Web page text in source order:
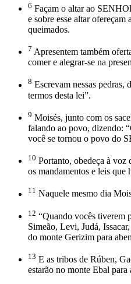
6 Façam o altar ao
e sobre esse altar
queimados.
7 Apresentem também
comer e alegrar-se na
8 Escrevam nessas pedras,
termos desta lei”.
9 Moisés, junto com os
falando ao povo, dizendo:
você se tornou o povo do
10 Portanto, obedeça à
os mandamentos e leis que
11 Naquele mesmo dia
12 “Quando vocês tiverem
Simeão, Levi, Judá,
do monte Gerizim para
13 E as tribos de Rúben,
estarão no monte Ebal